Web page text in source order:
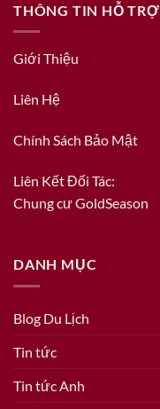
THÔNG TIN HỖ TRỢ
Giới Thiệu
Liên Hệ
Chính Sách Bảo Mật
Liên Kết Đối Tác:
Chung cư GoldSeason
DANH MỤC
Blog Du Lịch
Tin tức
Tin tức Anh